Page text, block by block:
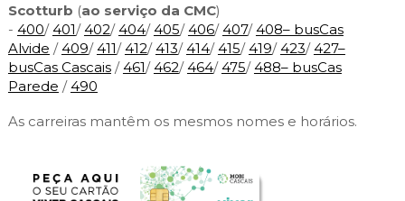
Scotturb (ao serviço da CMC)
- 400/401/402/404/405/406/407/408– busCas
Alvide /409/411/412/413/414/415/419/423/427–
busCas Cascais/461/462/464/475/488– busCas
Parede /490
As carreiras mantêm os mesmos nomes e horários.